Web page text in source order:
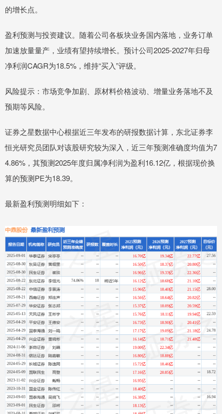
的增长点。
盈利预测与投资建议。随着公司各板块业务国内落地，业务订单
加速放量量产，业绩有望持续增长。预计公司2025-2027年归母
净利润CAGR为18.5%，维持“买入”评级。
风险提示：市场竞争加剧、原材料价格波动、增量业务落地不及
预期等风险。
证券之星数据中心根据近三年发布的研报数据计算，东北证券李
恒光研究员团队对该股研究较为深入，近三年预测准确度均值为7
4.86%，其预测2025年度归属净利润为盈利16.12亿，根据现价换
算的预测PE为18.39。
最新盈利预测明细如下：